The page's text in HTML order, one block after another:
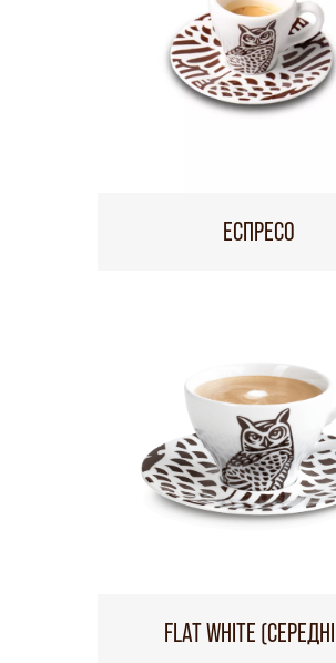
ЕСПРЕСО
FLAT WHITE